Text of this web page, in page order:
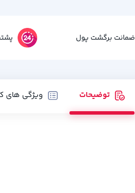
ضمانت برگشت پول
توضیحات ویژگی های